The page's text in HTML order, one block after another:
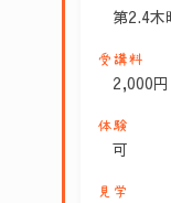
第2.4木
受講料
2,000円
体験
可
見学